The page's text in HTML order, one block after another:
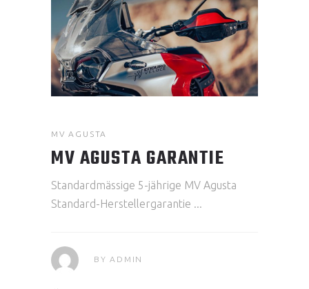
MV AGUSTA
MV AGUSTA GARANTIE
Standardmässige 5-jährige MV Agusta
Standard-Herstellergarantie
BYADMIN